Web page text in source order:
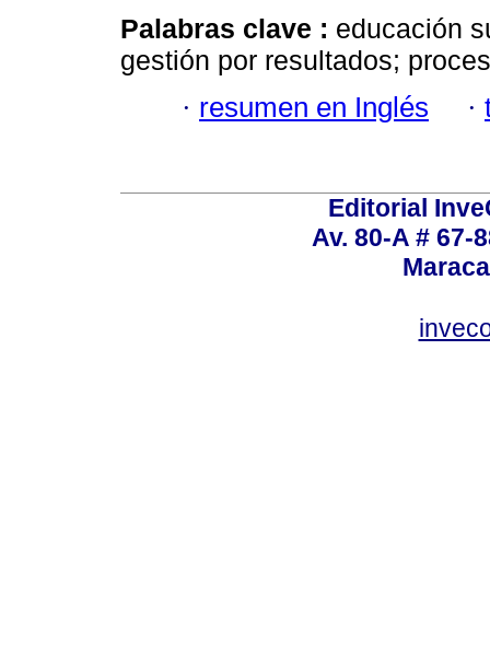
Palabras clave : educación
gestión por resultados;
· resumen en Inglés ·
Editorial
Av. 80-A # 67-